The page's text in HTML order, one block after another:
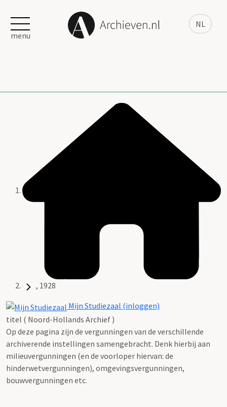
NL
menu
, 1928
Mijn Studiezaal (inloggen)
titel ( Noord-Hollands Archief )
Op deze pagina zijn de vergunningen van de verschillende
archiverende instellingen samengebracht. Denk hierbij aan
milieuvergunningen (en de voorloper hiervan: de
hinderwetvergunningen), omgevingsvergunningen,
bouwvergunningen etc.